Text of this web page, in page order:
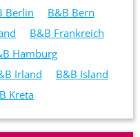
Berlin
B&B Bern
B&B Frankreich
Hamburg
Irland
B&B Island
Kreta